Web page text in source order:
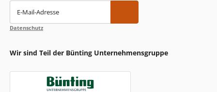
E-Mail-Adresse
Datenschutz
Wir sind Teil der Bünting Unternehmensgruppe